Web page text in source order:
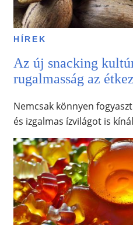
HÍREK
Az új snacking
rugalmasság az
Nemcsak könnyen
és izgalmas ízvilágot is